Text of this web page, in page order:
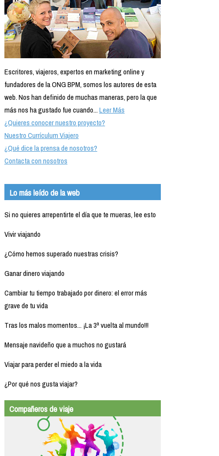
Escritores, viajeros, expertos en marketing online y
fundadores de la ONG BPM, somos los autores de esta
web. Nos han definido de muchas maneras, pero la que
más nos ha gustado fue cuando...Leer Más
¿Quieres conocer nuestro proyecto?
Nuestro Currículum Viajero
¿Qué dice la prensa de nosotros?
Contacta con nosotros
Lo más leído de la web
Si no quieres arrepentirte el día que te mueras, lee esto
Vivir viajando
¿Cómo hemos superado nuestras crisis?
Ganar dinero viajando
Cambiar tu tiempo trabajado por dinero: el error más
grave de tu vida
Tras los malos momentos... ¡La 3ª vuelta al mundo!!!
Mensaje navideño que a muchos no gustará
Viajar para perder el miedo a la vida
¿Por qué nos gusta viajar?
Compañeros de viaje